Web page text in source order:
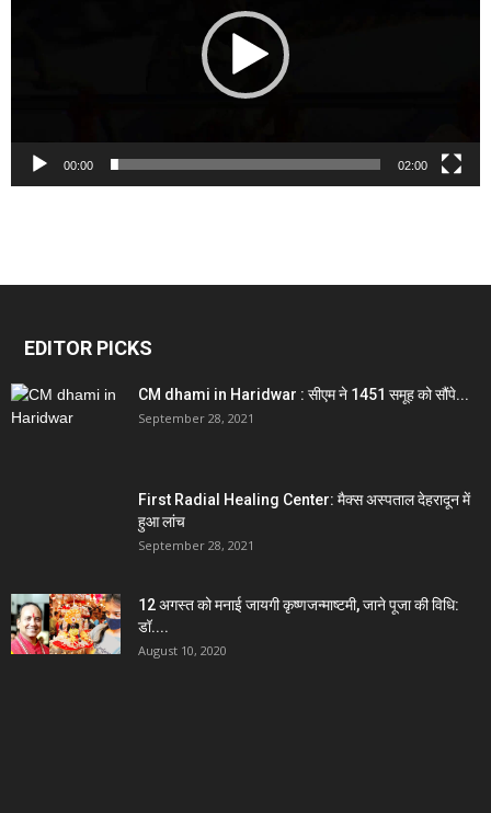
00:00 02:00
EDITOR PICKS
CM dhami in Haridwar : सीएम ने 1451 समूह को सौंपे...
September 28, 2021
First Radial Healing Center: मैक्स अस्पताल देहरादून में
हुआ लांच
September 28, 2021
12 अगस्त को मनाई जायगी कृष्णजन्माष्टमी, जाने पूजा की विधि:
डॉ....
August 10, 2020